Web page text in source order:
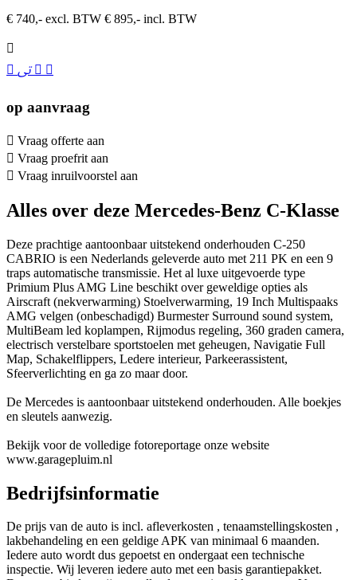
€ 740,- excl. BTW € 895,- incl. BTW
op aanvraag
Vraag offerte aan
Vraag proefrit aan
Vraag inruilvoorstel aan
Alles over deze Mercedes-Benz C-Klasse
Deze prachtige aantoonbaar uitstekend onderhouden C-250
CABRIO is een Nederlands geleverde auto met 211 PK en een 9
traps automatische transmissie. Het al luxe uitgevoerde type
Primium Plus AMG Line beschikt over geweldige opties als
Airscraft (nekverwarming) Stoelverwarming, 19 Inch Multispaaks
AMG velgen (onbeschadigd) Burmester Surround sound system,
MultiBeam led koplampen, Rijmodus regeling, 360 graden camera,
electrisch verstelbare sportstoelen met geheugen, Navigatie Full
Map, Schakelflippers, Ledere interieur, Parkeerassistent,
Sfeerverlichting en ga zo maar door.
De Mercedes is aantoonbaar uitstekend onderhouden. Alle boekjes
en sleutels aanwezig.
Bekijk voor de volledige fotoreportage onze website
www.garagepluim.nl
Bedrijfsinformatie
De prijs van de auto is incl. afleverkosten , tenaamstellingskosten ,
lakbehandeling en een geldige APK van minimaal 6 maanden.
Iedere auto wordt dus gepoetst en ondergaat een technische
inspectie. Wij leveren iedere auto met een basis garantiepakket.